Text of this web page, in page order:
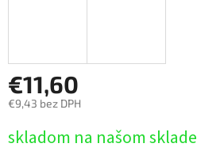
€11,60
€9,43 bez DPH
cena:
skladom na našom sklade